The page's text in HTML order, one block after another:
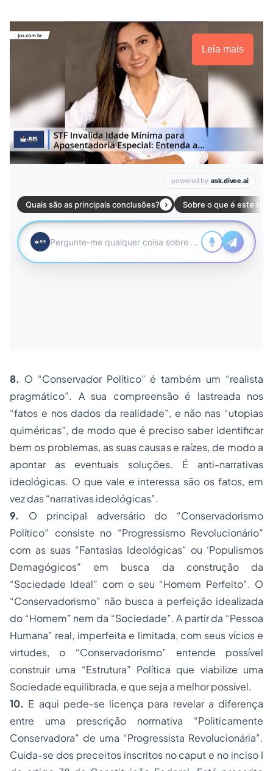
Leia mais
8. O “Conservador Político” é também um “realista
pragmático”. A sua compreensão é lastreada nos
“fatos e nos dados da realidade”, e não nas “utopias
quiméricas”, de modo que é preciso saber identificar
bem os problemas, as suas causas e raízes, de modo a
apontar as eventuais soluções. É anti-narrativas
ideológicas. O que vale e interessa são os fatos, em
vez das “narrativas ideológicas”.
9. O principal adversário do “Conservadorismo
Político” consiste no “Progressismo Revolucionário”
com as suas “Fantasias Ideológicas” ou ‘Populismos
Demagógicos” em busca da construção da
“Sociedade Ideal” com o seu “Homem Perfeito”. O
“Conservadorismo” não busca a perfeição idealizada
do “Homem” nem da “Sociedade”. A partir da “Pessoa
Humana” real, imperfeita e limitada, com seus vícios e
virtudes, o “Conservadorismo” entende possível
construir uma “Estrutura” Política que viabilize uma
Sociedade equilibrada, e que seja a melhor possível.
10. E aqui pede-se licença para revelar a diferença
entre uma prescrição normativa “Politicamente
Conservadora” de uma “Progressista Revolucionária”.
Cuida-se dos preceitos inscritos nocaput e no inciso I